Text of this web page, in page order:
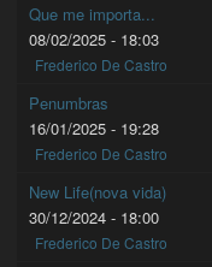
Que me importa...
08/02/2025 - 18:03
Frederico De Castro
Penumbras
16/01/2025 - 19:28
Frederico De Castro
New Life(nova vida)
30/12/2024 - 18:00
Frederico De Castro